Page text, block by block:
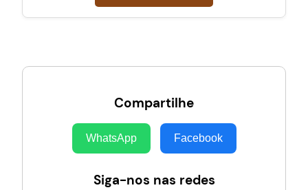
Compartilhe
WhatsApp Facebook
Siga-nos nas redes